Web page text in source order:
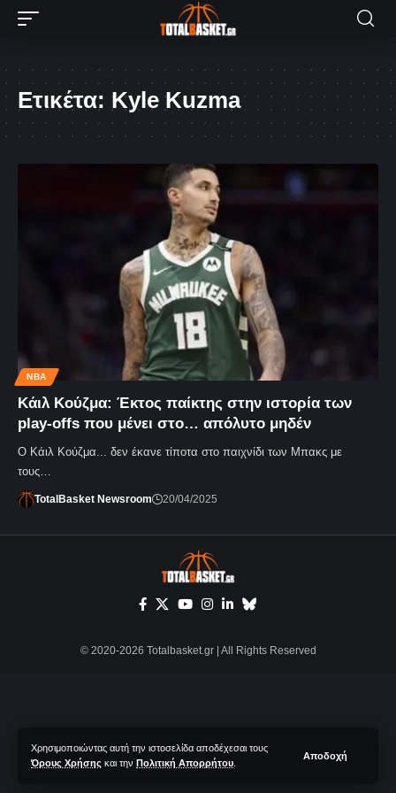
Χρησιμοποιώντας αυτή την ιστοσελίδα αποδέχεσαι τους
Όρους Χρήσης και την Πολιτική Απορρήτου
Αποδοχή
Ετικέτα: Kyle Kuzma
NBA
Κάιλ Κούζμα: Έκτος παίκτης στην ιστορία των
play-offs που μένει στο… απόλυτο μηδέν
Ο Κάιλ Κούζμα... δεν έκανε τίποτα στο παιχνίδι των Μπακς με
τους…
TotalBasket Newsroom 20/04/2025
© 2020-2026 Totalbasket.gr | All Rights Reserved